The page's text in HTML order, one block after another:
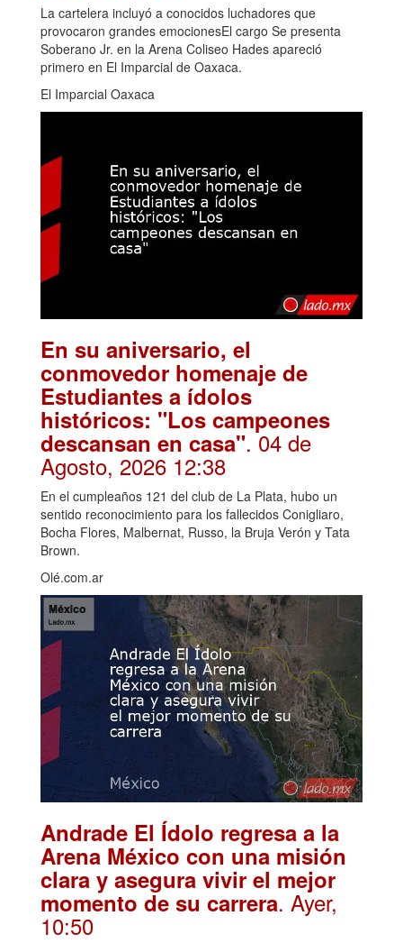
La cartelera incluyó a conocidos luchadores que
provocaron grandes emocionesEl cargo Se presenta
Soberano Jr. en la Arena Coliseo Hades apareció
primero en El Imparcial de Oaxaca.
El Imparcial Oaxaca
En su aniversario, el
conmovedor homenaje de
Estudiantes a ídolos
históricos: "Los campeones
descansan en casa". 04 de
Agosto, 2026 12:38
En el cumpleaños 121 del club de La Plata, hubo un
sentido reconocimiento para los fallecidos Conigliaro,
Bocha Flores, Malbernat, Russo, la Bruja Verón y Tata
Brown.
Olé.com.ar
Andrade El Ídolo regresa a la
Arena México con una misión
clara y asegura vivir el mejor
momento de su carrera. Ayer,
10:50